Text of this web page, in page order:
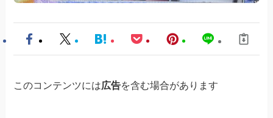
このコンテンツには広告を含む場合があります